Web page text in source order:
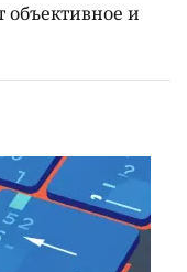
объективное и